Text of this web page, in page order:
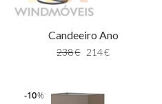
Candeeiro Ano
238€ 214€
%
10